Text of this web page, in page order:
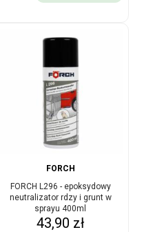
FORCH
FORCH L296 - epoksydowy
neutralizator rdzy i grunt w
sprayu 400ml
Cena
43,90 zł